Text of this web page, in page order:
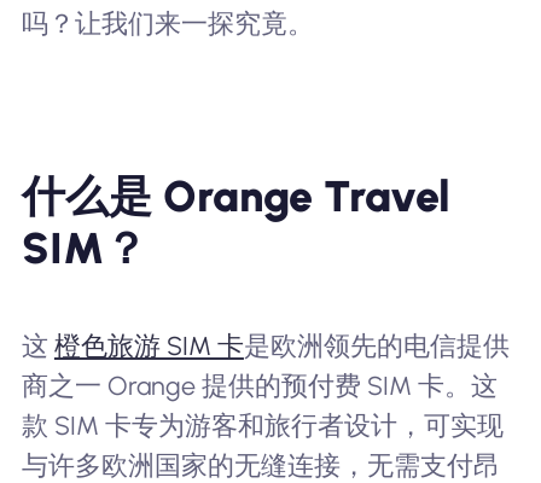
吗？让我们来一探究竟。
什么是 Orange Travel
SIM？
这 橙色旅游 SIM 卡是欧洲领先的电信提供
商之一 Orange 提供的预付费 SIM 卡。这
款 SIM 卡专为游客和旅行者设计，可实现
与许多欧洲国家的无缝连接，无需支付昂